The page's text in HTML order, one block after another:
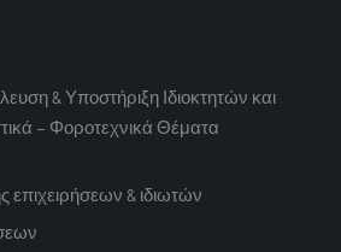
& Υποστήριξη Ιδιοκτητών και
– Φοροτεχνικά Θέματα
επιχειρήσεων & ιδιωτών